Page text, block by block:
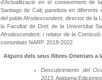
d'Actualització en el coneixement de
Santiago de Cali; panelista en
del poble Afrodescendent; director de la
la Facultat de Dret de la Universitat
Afrodescendent; i relator de la
comunitats NARP. 2018-2022.
Alguns dels seus llibres Orientats a
Descubrimiento del
2013. Apidama